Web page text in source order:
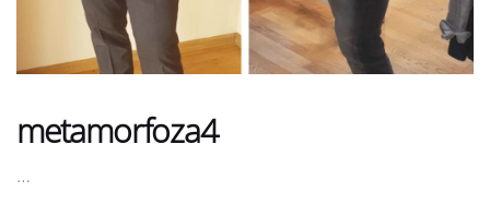
metamorfoza4
…